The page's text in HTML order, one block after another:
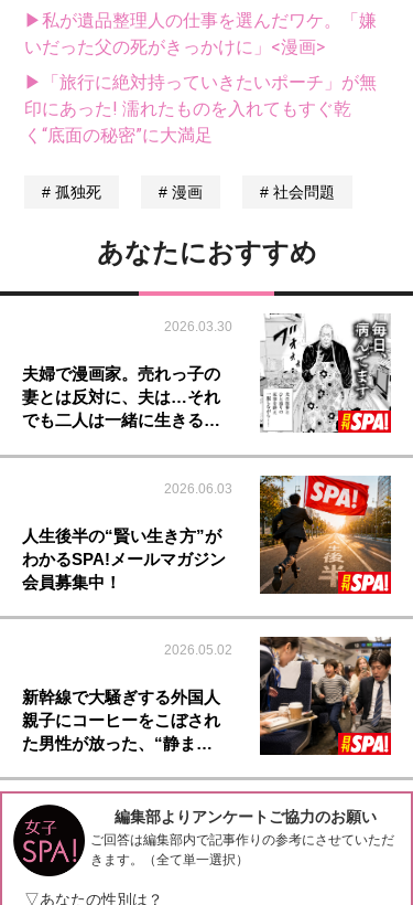
▶私が遺品整理人の仕事を選んだワケ。「嫌
いだった父の死がきっかけに」<漫画>
▶「旅行に絶対持っていきたいポーチ」が無
印にあった! 濡れたものを入れてもすぐ乾
く“底面の秘密”に大満足
孤独死 漫画 社会問題
あなたにおすすめ
2026.03.30
夫婦で漫画家。売れっ子の
妻とは反対に、夫は…それ
でも二人は一緒に生きる…
2026.06.03
人生後半の“賢い生き方”が
わかるSPA!メールマガジン
会員募集中！
2026.05.02
新幹線で大騒ぎする外国人
親子にコーヒーをこぼされ
た男性が放った、“静ま…